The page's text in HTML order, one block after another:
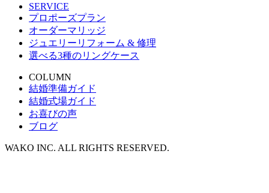
SERVICE
プロポーズプラン
オーダーマリッジ
ジュエリーリフォーム & 修理
選べる3種のリングケース
COLUMN
結婚準備ガイド
結婚式場ガイド
お喜びの声
ブログ
WAKO INC. ALL RIGHTS RESERVED.